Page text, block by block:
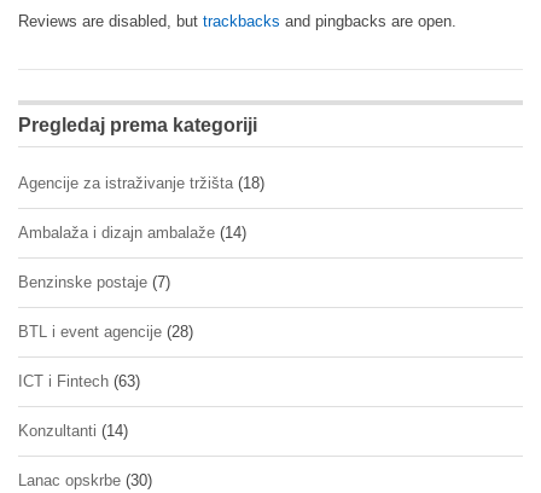
Reviews are disabled, but trackbacks and pingbacks are open.
Pregledaj prema kategoriji
Agencije za istraživanje tržišta(18)
Ambalaža i dizajn ambalaže (14)
Benzinske postaje (7)
BTL i event agencije (28)
ICT i Fintech (63)
Konzultanti (14)
Lanac opskrbe (30)